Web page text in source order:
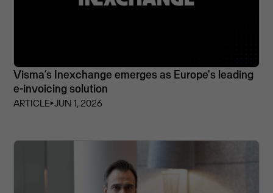
Visma’s Inexchange emerges as Europe's leading
e-invoicing solution
ARTICLE⏵JUN 1, 2026